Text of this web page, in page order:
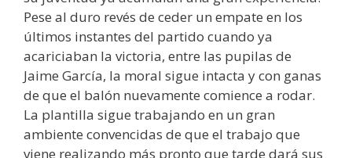
Pese al duro revés de ceder un empate en los
últimos instantes del partido cuando ya
acariciaban la victoria, entre las pupilas de
Jaime García, la moral sigue intacta y con ganas
de que el balón nuevamente comience a rodar.
La plantilla sigue trabajando en un gran
ambiente convencidas de que el trabajo que
viene realizando más pronto que tarde dará sus